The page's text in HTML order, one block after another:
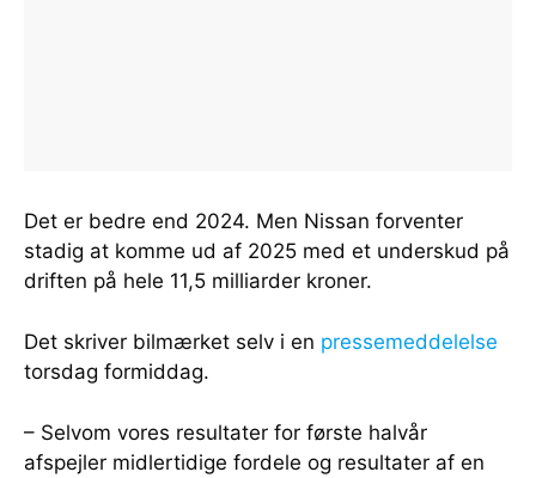
Det er bedre end 2024. Men Nissan forventer
stadig at komme ud af 2025 med et underskud på
driften på hele 11,5 milliarder kroner.
Det skriver bilmærket selv i en pressemeddelelse
torsdag formiddag.
– Selvom vores resultater for første halvår
afspejler midlertidige fordele og resultater af en